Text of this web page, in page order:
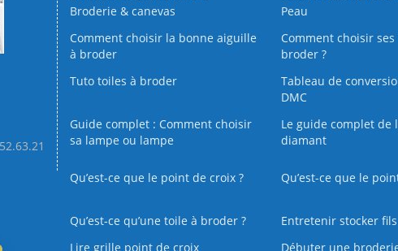
Broderie & canevas
Peau
Comment choisir la bonne aiguille
à broder
Comment choisir ses
broder ?
Tuto toiles à broder
Tableau de
DMC
Guide complet : Comment choisir
sa lampe ou lampe
Le guide complet de
diamant
Qu’est-ce que le point de croix ? Qu’est-ce que le
Qu’est‑ce qu’une toile à broder ?
Entretenir stocker
Lire grille point de croix
Débuter une